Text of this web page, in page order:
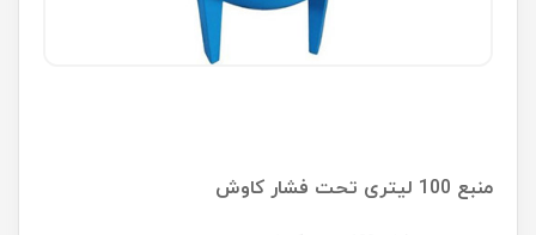
منبع 100 لیتری تحت فشار کاوش